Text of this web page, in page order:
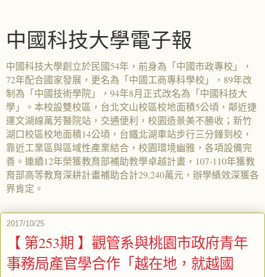
中國科技大學電子報
中國科技大學創立於民國54年，前身為「中國市政專校」，
72年配合國家發展，更名為「中國工商專科學校」，89年改
制為「中國技術學院」，94年8月正式改名為「中國科技大
學」。本校設雙校區，台北文山校區校地面積5公頃，鄰近捷
運文湖線萬芳醫院站，交通便利，校園造景美不勝收；新竹
湖口校區校地面積14公頃，台鐵北湖車站步行三分鐘到校，
靠近工業區與區域性產業結合，校園環境幽雅，各項設備完
善。連續12年榮獲教育部補助教學卓越計畫，107-110年獲教
育部高等教育深耕計畫補助合計29,240萬元，辦學績效深獲各
界肯定。
2017/10/25
【 第253期 】觀管系與桃園市政府青年
事務局產官學合作「越在地，就越國